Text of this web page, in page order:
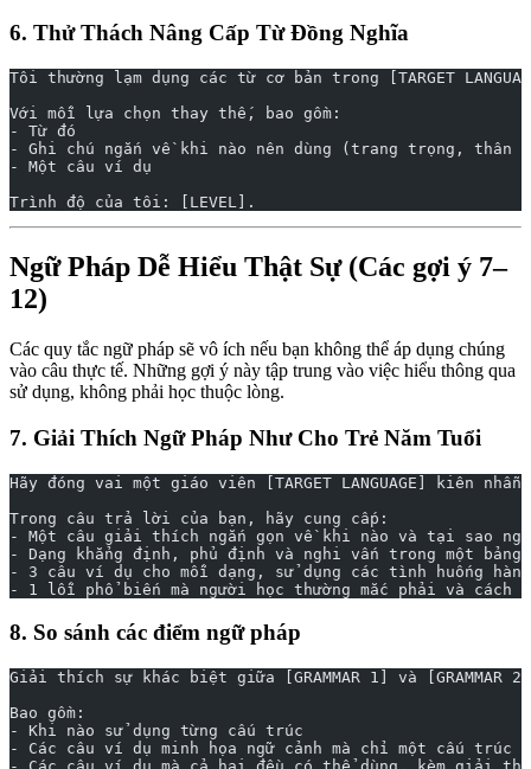
6. Thử Thách Nâng Cấp Từ Đồng Nghĩa
Tôi thường lạm dụng các từ cơ bản trong [TARGET
Với mỗi lựa chọn thay thế, bao gồm:
- Từ đó
- Ghi chú ngắn về khi nào nên dùng (trang trọng,
- Một câu ví dụ
Trình độ của tôi: [LEVEL].
Ngữ Pháp Dễ Hiểu Thật Sự (Các gợi ý 7–
12)
Các quy tắc ngữ pháp sẽ vô ích nếu bạn không thể áp dụng chúng
vào câu thực tế. Những gợi ý này tập trung vào việc hiểu thông qua
sử dụng, không phải học thuộc lòng.
7. Giải Thích Ngữ Pháp Như Cho Trẻ Năm Tuổi
Hãy đóng vai một giáo viên [TARGET LANGUAGE] kiên
Trong câu trả lời của bạn, hãy cung cấp:
- Một câu giải thích ngắn gọn về khi nào và tại sao ngữ
- Dạng khẳng định, phủ định và nghi vấn trong một bảng
- 3 câu ví dụ cho mỗi dạng, sử dụng các tình huống
- 1 lỗi phổ biến mà người học thường mắc phải và cách
8. So sánh các điểm ngữ pháp
Giải thích sự khác biệt giữa [GRAMMAR 1] và [GRAMMAR
Bao gồm:
- Khi nào sử dụng từng cấu trúc
- Các câu ví dụ minh họa ngữ cảnh mà chỉ một cấu trúc